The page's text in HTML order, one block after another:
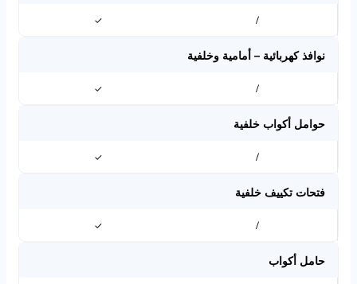
/
✓
نوافذ كهربائية – أمامية وخلفية
/
✓
حوامل أكواب خلفية
/
✓
فتحات تكييف خلفية
/
✓
حامل أكواب